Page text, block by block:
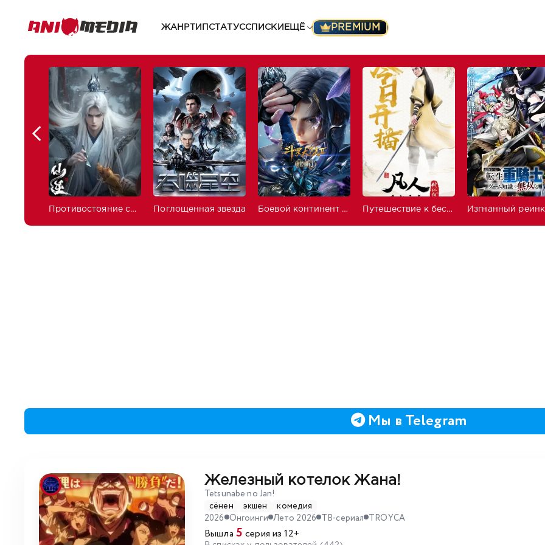
ЖАНРТИП СТАТУССПИСКИ ЕЩЁ PREMIUM
Противостояние святого Поглощенная звезда Боевой континент 2: Непревзойдённый клан Тан Путешествие к бессмертию
Мы в Telegram
Железный котелок Жана!
Tetsunabe no Jan!
сёнен
экшен
комедия
2026 Онгоинги Лето 2026 ТВ-сериал TROYCA
Вышла 5 серия из 12+